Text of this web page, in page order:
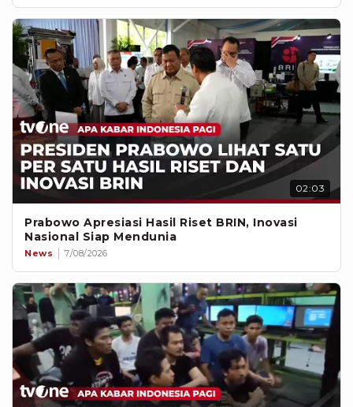
02:03
Prabowo Apresiasi Hasil Riset BRIN, Inovasi
Nasional Siap Mendunia
News 7/08/2026